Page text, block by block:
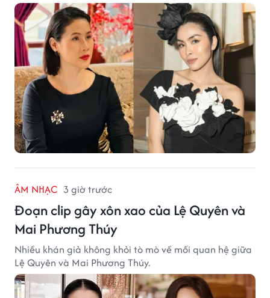
ÂM NHẠC 3 giờ trước
Đoạn clip gây xôn xao của Lệ Quyên và
Mai Phương Thúy
Nhiều khán giả không khỏi tò mò về mối quan hệ giữa
Lệ Quyên và Mai Phương Thúy.